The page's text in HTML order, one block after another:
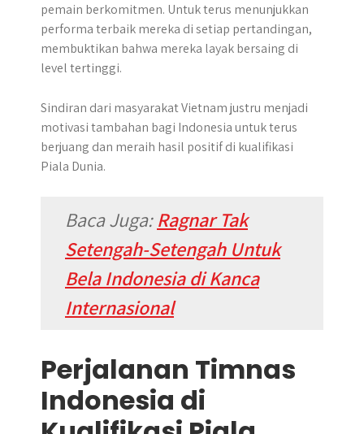
pemain berkomitmen. Untuk terus menunjukkan
performa terbaik mereka di setiap pertandingan,
membuktikan bahwa mereka layak bersaing di
level tertinggi.
Sindiran dari masyarakat Vietnam justru menjadi
motivasi tambahan bagi Indonesia untuk terus
berjuang dan meraih hasil positif di kualifikasi
Piala Dunia.
Baca Juga:Ragnar Tak
Setengah-Setengah Untuk
Bela Indonesia di Kanca
Internasional
Perjalanan Timnas
Indonesia di